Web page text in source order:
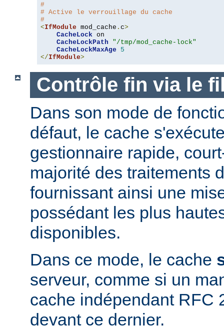
#
# Active le verrouillage du cache
#
<IfModule mod_cache . c>
CacheLock on
CacheLockPath
"/tmp/mod_cache-lock"
CacheLockMaxAge
5
</IfModule>
Contrôle fin via le
Dans son mode de
défaut, le cache
gestionnaire rapide,
majorité des traitements
fournissant ainsi une
possédant les plus
disponibles.
Dans ce mode, le cache
serveur, comme si un
cache indépendant RFC
devant ce dernier.